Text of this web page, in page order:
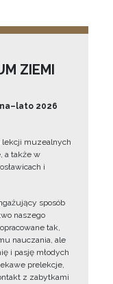
ZIEMI
2026
lekcji muzealnych
a także w
i
sposób
naszego
tak,
nauczania, ale
i pasję młodych
prelekcje,
z zabytkami